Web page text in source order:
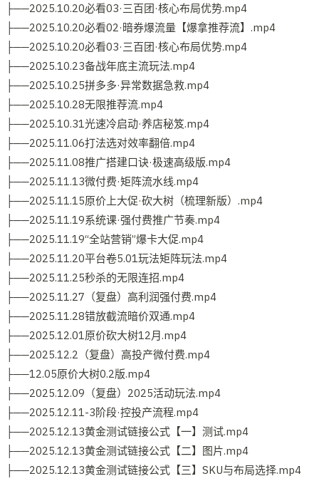
├──2025.10.20必看03·三百团·核心布局优势.mp4
├──2025.10.20必看02·暗券爆流量【爆拿推荐流】.mp4
├──2025.10.20必看03·三百团·核心布局优势.mp4
├──2025.10.23备战年底主流玩法.mp4
├──2025.10.25拼多多·异常数据急救.mp4
├──2025.10.28无限推荐流.mp4
├──2025.10.31光速冷启动·养店秘笈.mp4
├──2025.11.06打法选对效率翻倍.mp4
├──2025.11.08推广搭建口诀·极速高级版.mp4
├──2025.11.13微付费·矩阵流水线.mp4
├──2025.11.15原价上大促·砍大树（梳理新版）.mp4
├──2025.11.19系统课·强付费推广节奏.mp4
├──2025.11.19“全站营销”爆卡大促.mp4
├──2025.11.20平台卷5.01玩法矩阵玩法.mp4
├──2025.11.25秒杀的无限连招.mp4
├──2025.11.27（复盘）高利润强付费.mp4
├──2025.11.28错放截流暗价双通.mp4
├──2025.12.01原价砍大树12月.mp4
├──2025.12.2（复盘）高投产微付费.mp4
├──12.05原价大树0.2版.mp4
├──2025.12.09（复盘）2025活动玩法.mp4
├──2025.12.11-3阶段·控投产流程.mp4
├──2025.12.13黄金测试链接公式【一】测试.mp4
├──2025.12.13黄金测试链接公式【二】图片.mp4
├──2025.12.13黄金测试链接公式【三】SKU与布局选择.mp4